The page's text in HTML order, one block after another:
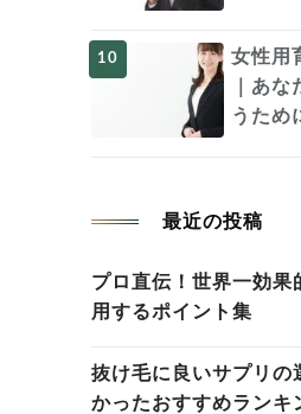
女性用
｜あ
うため
最近の投稿
プロ直伝！世界一効果
用するポイント集
抜け毛に良いサプリの
かったおすすめランキ